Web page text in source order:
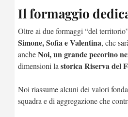
Il formaggio
Oltre ai due formaggi “del
Simone, Sofia e Valentina, che
ancheNoi, un grande pecorino
dimensioni la storica Riserva del
Noi riassume alcuni dei valori
squadra e di aggregazione che